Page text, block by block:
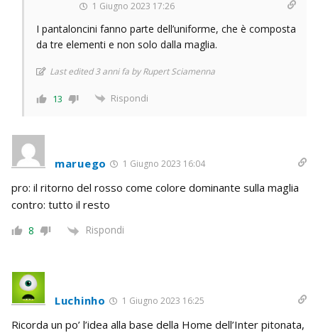
1 Giugno 2023 17:26
I pantaloncini fanno parte dell’uniforme, che è composta
da tre elementi e non solo dalla maglia.
Last edited 3 anni fa by Rupert Sciamenna
13 Rispondi
maruego 1 Giugno 2023 16:04
pro: il ritorno del rosso come colore dominante sulla maglia
contro: tutto il resto
8 Rispondi
Luchinho 1 Giugno 2023 16:25
Ricorda un po’ l’idea alla base della Home dell’Inter pitonata,